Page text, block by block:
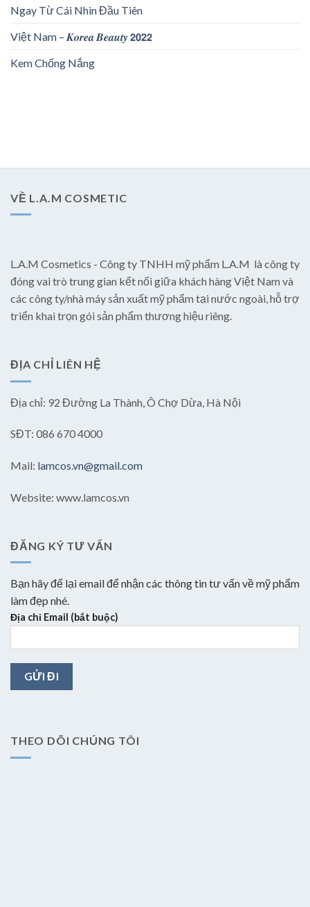
Ngay Từ Cái Nhìn Đầu Tiên
Việt Nam – 𝑲𝒐𝒓𝒆𝒂 𝑩𝒆𝒂𝒖𝒕𝒚 𝟮𝟬𝟮𝟮
Kem Chống Nắng
VỀ L.A.M COSMETIC
L.A.M Cosmetics - Công ty TNHH mỹ phẩm L.A.M là công ty
đóng vai trò trung gian kết nối giữa khách hàng Việt Nam và
các công ty/nhà máy sản xuất mỹ phẩm tại nước ngoài, hỗ trợ
triển khai trọn gói sản phẩm thương hiệu riêng.
ĐỊA CHỈ LIÊN HỆ
Địa chỉ: 92 Đường La Thành, Ô Chợ Dừa, Hà Nội
SĐT: 086 670 4000
Mail: lamcos.vn@gmail.com
Website: www.lamcos.vn
ĐĂNG KÝ TƯ VẤN
Bạn hãy để lại email để nhận các thông tin tư vấn về mỹ phẩm
làm đẹp nhé.
Địa chỉ Email (bắt buộc)
THEO DÕI CHÚNG TÔI